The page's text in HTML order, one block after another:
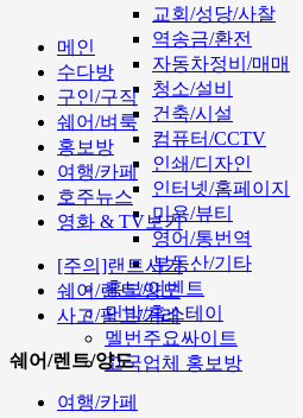
교회/성당/사찰
역송금/환전
자동차정비/매매
청소/설비
건축/시설
컴퓨터/CCTV
인쇄/디자인
인터넷/홈페이지
미용/뷰티
영어/통번역
부동산/기타
홍보/이벤트
민박/홈스테이
멜번주요싸이트
고국업체 홍보방
여행/카페
메인
수다방
구인/구직
쉐어/벼룩
홍보방
여행/카페
호주뉴스
영화 & TV보기
[주의]랜트사기
쉐어/렌트/양도
사고/팔고/거래
쉐어/렌트/양도